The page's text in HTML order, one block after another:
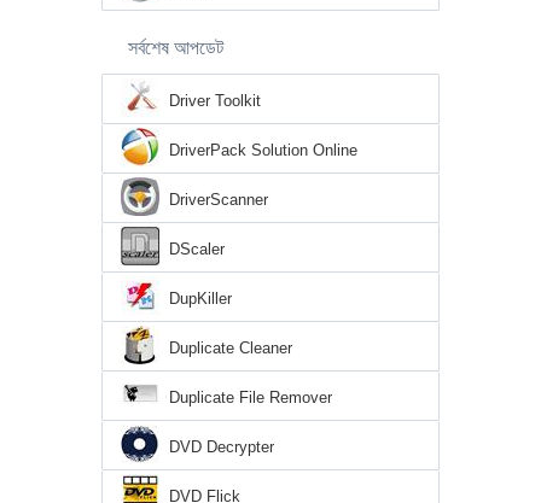
সর্বশেষ আপডেট
Driver Toolkit
DriverPack Solution Online
DriverScanner
DScaler
DupKiller
Duplicate Cleaner
Duplicate File Remover
DVD Decrypter
DVD Flick